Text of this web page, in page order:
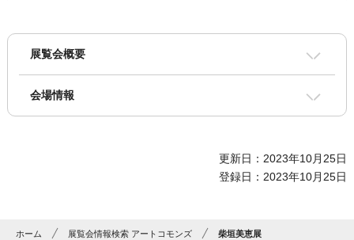
展覧会概要
会場情報
更新日：2023年10月25日
登録日：2023年10月25日
ホーム 展覧会情報検索 アートコモンズ 柴垣美恵展